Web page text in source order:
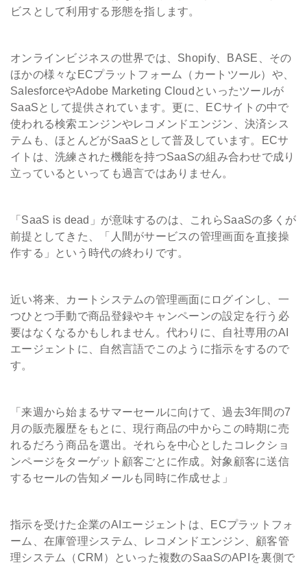
ビスとして利用する形態を指します。
オンラインビジネスの世界では、Shopify、BASE、その
ほかの様々なECプラットフォーム（カートツール）や、
SalesforceやAdobe Marketing Cloudといったツールが
SaaSとして提供されています。更に、ECサイトの中で
使われる検索エンジンやレコメンドエンジン、決済シス
テムも、ほとんどがSaaSとして普及しています。ECサ
イトは、洗練された機能を持つSaaSの組み合わせで成り
立っているといっても過言ではありません。
「SaaS is dead」が意味するのは、これらSaaSの多くが
前提としてきた、「人間がサービスの管理画面を直接操
作する」という時代の終わりです。
近い将来、カートシステムの管理画面にログインし、一
つひとつ手動で商品登録やキャンペーンの設定を行う必
要はなくなるかもしれません。代わりに、自社専用のAI
エージェントに、自然言語でこのように指示をするので
す。
「来週から始まるサマーセールに向けて、過去3年間の7
月の販売履歴をもとに、現行商品の中からこの時期に売
れるだろう商品を選出。それらを中心としたコレクショ
ンページをターゲット顧客ごとに作成。対象顧客に送信
するセールの告知メールも同時に作成せよ」
指示を受けた企業のAIエージェントは、ECプラットフォ
ーム、在庫管理システム、レコメンドエンジン、顧客管
理システム（CRM）といった複数のSaaSのAPIを裏側で